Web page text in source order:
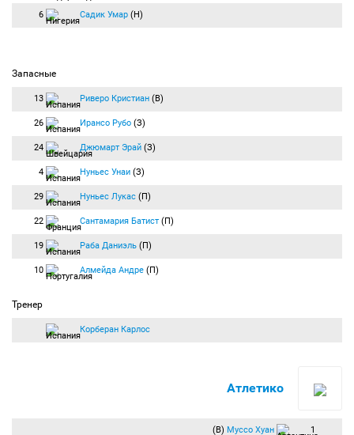
6 Садик Умар (Н)
Запасные
13 Риверо Кристиан (В)
26 Ирансо Рубо (З)
24 Джюмарт Эрай (З)
4 Нуньес Унаи (З)
29 Нуньес Лукас (П)
22 Сантамария Батист (П)
19 Раба Даниэль (П)
10 Алмейда Андре (П)
Тренер
Корберан Карлос
Атлетико
(В) Муссо Хуан 1